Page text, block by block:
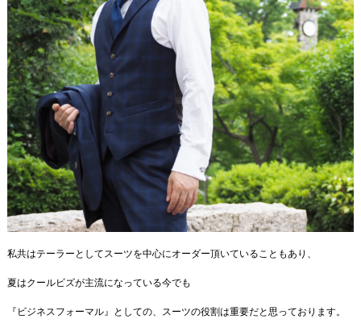
私共はテーラーとしてスーツを中心にオーダー頂いていることもあり、
夏はクールビズが主流になっている今でも
『ビジネスフォーマル』としての、スーツの役割は重要だと思っております。